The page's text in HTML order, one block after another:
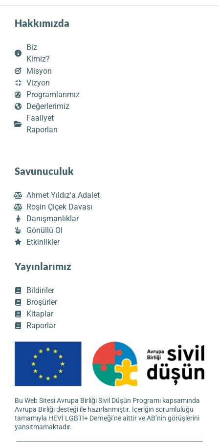
Hakkımızda
Biz
Kimiz?
Misyon
Vizyon
Programlarımız
Değerlerimiz
Faaliyet
Raporları
Savunuculuk
Ahmet Yıldız'a Adalet
Roşin Çiçek Davası
Danışmanlıklar
Gönüllü Ol
Etkinlikler
Yayınlarımız
Bildiriler
Broşürler
Kitaplar
Raporlar
Bu Web Sitesi Avrupa Birliği Sivil Düşün Programı kapsamında
Avrupa Birliği desteği ile hazırlanmıştır. İçeriğin sorumluluğu
tamamıyla HEVİ LGBTİ+ Derneği’ne aittir ve AB’nin görüşlerini
yansıtmamaktadır.